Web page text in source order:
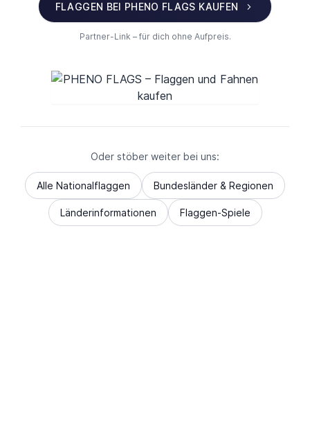
FLAGGEN BEI PHENO FLAGS KAUFEN
Partner-Link – für dich ohne Aufpreis.
Oder stöber weiter bei uns:
Alle Nationalflaggen Bundesländer & Regionen
Länderinformationen Flaggen-Spiele